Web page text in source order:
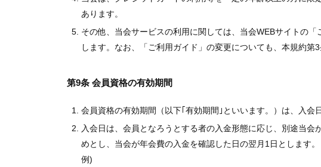
あります。
その他、当会サービスの利用に関しては、当会WEBサイトの
します。なお、「ご利用ガイド」の変更についても、本規約第
第9条 会員資格の有効期間
会員資格の有効期間（以下｢有効期間｣といいます。）は、入会
入会日は、会員となろうとする者の入金形態に応じ、別途当
めとし、当会が年会費の入金を確認した日の翌月1日とします。
例)